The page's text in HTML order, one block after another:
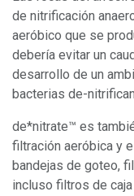
de nitrificación
aeróbico que se
debería evitar un
desarrollo de un
bacterias de-
de*nitrate™ es
filtración aeróbica y
bandejas de goteo,
incluso filtros de